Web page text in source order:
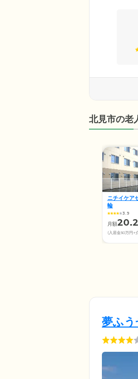
ホ
い
北見市の老
ニチイケア
輪
3.9
月額20.2
(入居金30万円+
夢ふ